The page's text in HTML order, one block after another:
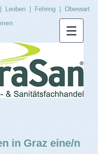
Leoben Fehring Oberwart
in Graz eine/n